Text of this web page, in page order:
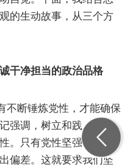
的生动故事，从三个方
干净担当的政治品格
不断锤炼党性，才能确保
强调，树立和践行正确
。只有党性坚强、摒弃
偏差。这就要求我们坚